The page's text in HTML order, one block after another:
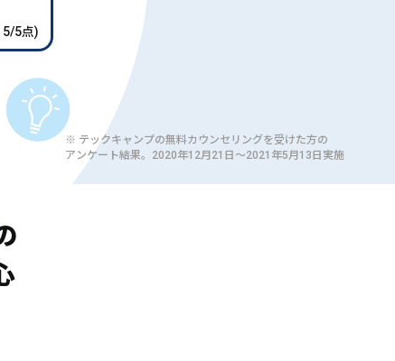
5/5点)
※ テックキャンプの無料カウンセリングを受けた方の
アンケート結果。2020年12月21日〜2021年5月13日実施